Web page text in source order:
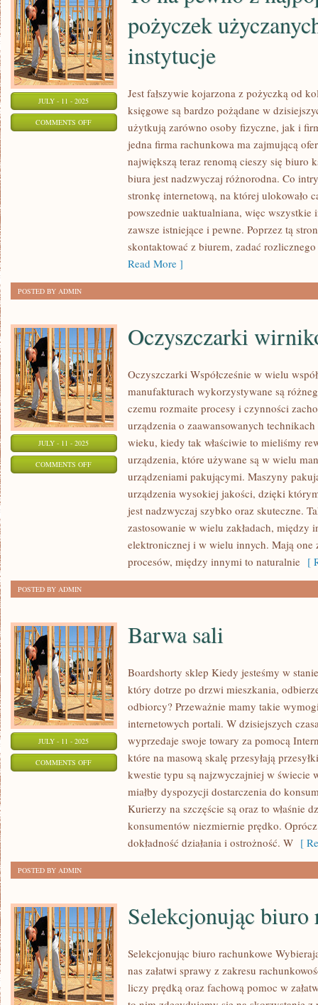
JULY - 11 - 2025
COMMENTS OFFON
NAJPOPULARNIEJSZYCH
UŻYCZANYCH
INSTYTUCJE
pożyczek
instytucje
Jest fałszywie kojarzona z pożyczką od
księgowe są bardzo pożądane w
użytkują zarówno osoby fizyczne, jak i
jedna firma rachunkowa ma zajmującą
największą teraz renomą cieszy się biuro
biura jest nadzwyczaj różnorodna. Co
stronkę internetową, na której ulokowało
powszednie uaktualniana, więc wszystkie
zawsze istniejące i pewne. Poprzez tą
skontaktować z biurem, zadać
Read More ]
POSTED BY ADMIN
JULY - 11 - 2025
COMMENTS OFFON
OCZYSZCZARKI
WIRNIKOWE
Oczyszczarki
Oczyszczarki Współcześnie w wielu
manufakturach wykorzystywane są
czemu rozmaite procesy i czynności
urządzenia o zaawansowanych
wieku, kiedy tak właściwie to mieliśmy
urządzenia, które używane są w wielu
urządzeniami pakującymi. Maszyny
urządzenia wysokiej jakości, dzięki
jest nadzwyczaj szybko oraz skuteczne.
zastosowanie w wielu zakładach,
elektronicznej i w wielu innych. Mają
procesów, między innymi to naturalnie [
POSTED BY ADMIN
JULY - 11 - 2025
COMMENTS OFFON
Barwa sali
Boardshorty sklep Kiedy jesteśmy w
który dotrze po drzwi mieszkania,
odbiorcy? Przeważnie mamy takie
internetowych portali. W dzisiejszych
wyprzedaje swoje towary za pomocą
które na masową skalę przesyłają
kwestie typu są najzwyczajniej w świecie
miałby dyspozycji dostarczenia do
Kurierzy na szczęście są oraz to właśnie
konsumentów niezmiernie prędko.
dokładność działania i ostrożność. W [
POSTED BY ADMIN
Selekcjonując biuro
Selekcjonując biuro rachunkowe
nas załatwi sprawy z zakresu
liczy prędką oraz fachową pomoc w